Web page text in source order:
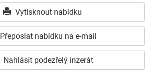
Vytisknout nabídku
Přeposlat nabídku na e-mail
Nahlásit podezřelý inzerát